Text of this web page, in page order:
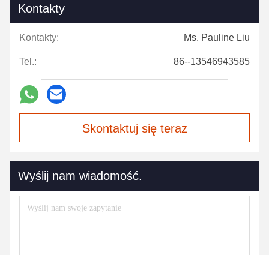
Kontakty
Kontakty: Ms. Pauline Liu
Tel.: 86--13546943585
Skontaktuj się teraz
Wyślij nam wiadomość.